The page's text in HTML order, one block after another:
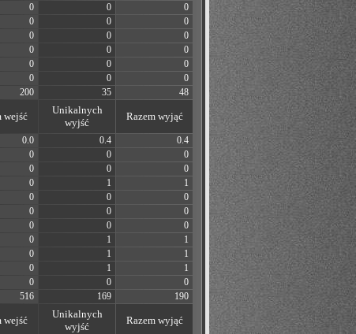
0 0
0
0 0
0
0 0
0
0 0
0
0 0
0
0 0
0
200 35 48
wejść
Unikalnych
wyjść
Razem wyjąć
0.0 0.4
0.4
0 0
0
0 0
0
0 1
1
0 0
0
0 0
0
0 0
0
0 1
1
0 1
1
0 1
1
0 0
0
516 169 190
wejść
Unikalnych
wyjść
Razem wyjąć